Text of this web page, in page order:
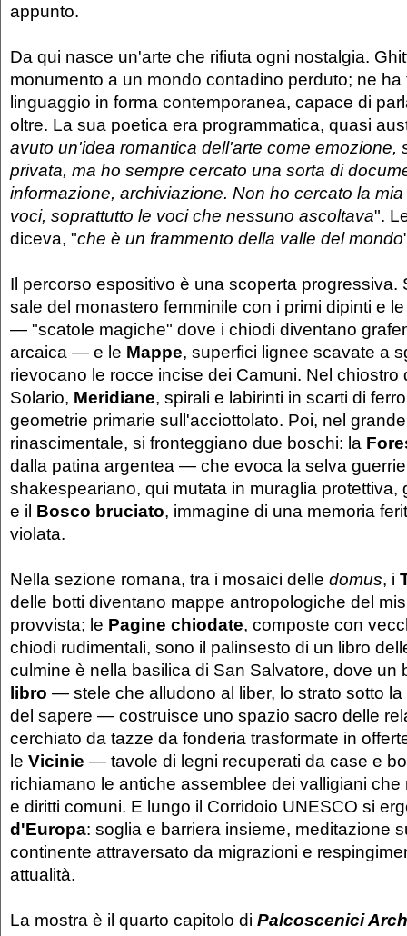
appunto.
Da qui nasce un'arte che rifiuta ogni nostalgia.
monumento a un mondo contadino perduto; ne ha
linguaggio in forma contemporanea, capace di
oltre. La sua poetica era programmatica, quasi
avuto un'idea romantica dell'arte come emozione,
privata, ma ho sempre cercato una sorta di
informazione, archiviazione. Non ho cercato la
voci, soprattutto le voci che nessuno ascoltava".
diceva, "che è un frammento della valle del mondo
Il percorso espositivo è una scoperta progressiva.
sale del monastero femminile con i primi dipinti e
— "scatole magiche" dove i chiodi diventano
arcaica — e le Mappe, superfici lignee scavate a
rievocano le rocce incise dei Camuni. Nel chiostro
Solario, Meridiane, spirali e labirinti in scarti di
geometrie primarie sull'acciottolato. Poi, nel
rinascimentale, si fronteggiano due boschi: la
dalla patina argentea — che evoca la selva
shakespeariano, qui mutata in muraglia
e il Bosco bruciato, immagine di una memoria
violata.
Nella sezione romana, tra i mosaici delle domus, i
delle botti diventano mappe antropologiche del
provvista; le Pagine chiodate, composte con
chiodi rudimentali, sono il palinsesto di un libro
culmine è nella basilica di San Salvatore, dove un
libro — stele che alludono al liber, lo strato sotto
del sapere — costruisce uno spazio sacro delle
cerchiato da tazze da fonderia trasformate in
le Vicinie — tavole di legni recuperati da case e
richiamano le antiche assemblee dei valligiani
e diritti comuni. E lungo il Corridoio UNESCO si
d'Europa: soglia e barriera insieme, meditazione
continente attraversato da migrazioni e
attualità.
La mostra è il quarto capitolo di Palcoscenici